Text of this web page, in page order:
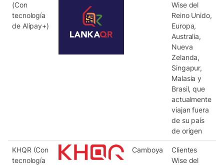
(Con
tecnología
de Alipay+)
Wise del
Reino Unido,
Europa,
Australia,
Nueva
Zelanda,
Singapur,
Malasia y
Brasil, que
actualmente
viajan fuera
de su país
de origen
KHQR (Con
tecnología
Camboya
Clientes
Wise del